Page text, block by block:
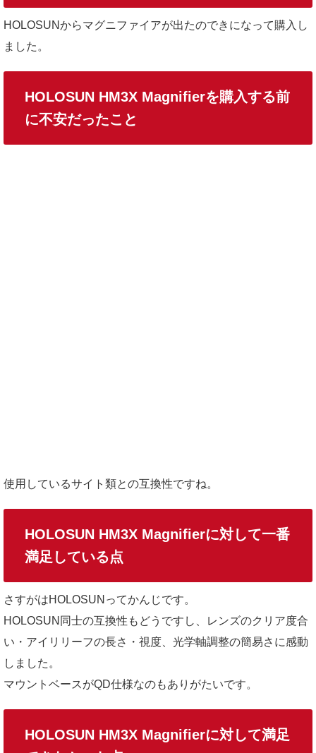
HOLOSUNからマグニファイアが出たのできになって購入し
ました。
HOLOSUN HM3X Magnifierを購入する前
に不安だったこと
使用しているサイト類との互換性ですね。
HOLOSUN HM3X Magnifierに対して一番
満足している点
さすがはHOLOSUNってかんじです。
HOLOSUN同士の互換性もどうですし、レンズのクリア度合
い・アイリリーフの長さ・視度、光学軸調整の簡易さに感動
しました。
マウントベースがQD仕様なのもありがたいです。
HOLOSUN HM3X Magnifierに対して満足